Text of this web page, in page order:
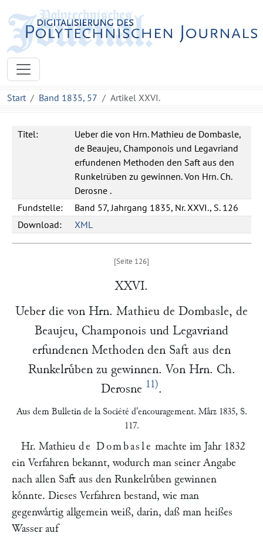
Start Band 1835, 57 Artikel XXVI.
Titel:
Ueber die von Hrn. Mathieu de Dombasle,
de Beaujeu, Champonois und Legavriand
erfundenen Methoden den Saft aus den
Runkelrüben zu gewinnen. Von Hrn. Ch.
Derosne .
Fundstelle:
Band 57, Jahrgang 1835, Nr. XXVI., S. 126
Download:
XML
XXVI.
Ueber die von Hrn. Mathieu de Dombasle, de
Beaujeu, Champonois und Legavriand
erfundenen Methoden den Saft aus den
Runkelruͤben zu gewinnen. Von Hrn. Ch.
Derosne 11).
Aus dem Bulletin de la Société d'encouragement. Maͤrz 1835, S.
117.
Hr. Mathieu de Dombasle machte im Jahr 1832
ein Verfahren bekannt, wodurch man seiner Angabe
nach allen Saft aus den Runkelruͤben gewinnen
koͤnnte. Dieses Verfahren bestand, wie man
gegenwaͤrtig allgemein weiß, darin, daß man heißes
Wasser auf